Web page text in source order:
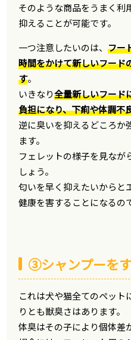
そのような商品をうまく利
抑えることが可能です。
一つ注意したいのは、フー
時間をかけて新しいフード
す。
いきなり全量新しいフード
負担になり、下痢や体調不
逆に臭いを抑えるどころか
ます。
フェレットの様子を見なが
しょう。
匂いを早く抑えたいからと
健康を害することになるの
③シャンプーを
これは犬や猫全てのペット
りとも獣臭さはあります。
体臭はその子により個体差